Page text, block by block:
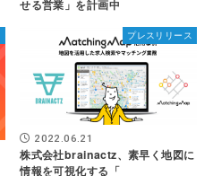
せる営業」を計画中
プレスリリース
2022.06.21
株式会社brainactz、素早く地図に
情報を可視化する「